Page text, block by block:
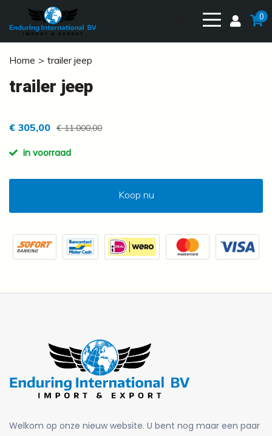
0
Home trailer jeep
trailer jeep
€ 305,00 € 11.000,00
in voorraad
Koop nu
Welkom op onze nieuw website. U bent nog maar een paar